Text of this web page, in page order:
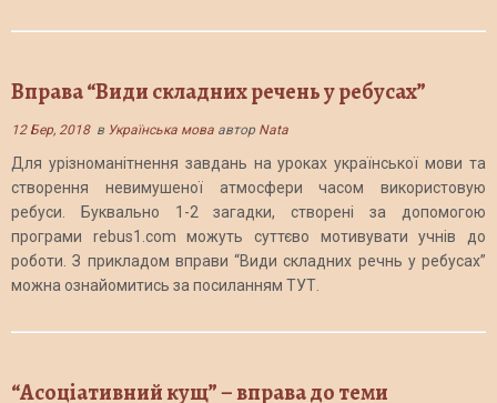
Вправа “Види складних речень у ребусах”
12 Бер, 2018в Українська мова автор Nata
Для урізноманітнення завдань на уроках української мови та
створення невимушеної атмосфери часом використовую
ребуси. Буквально 1-2 загадки, створені за допомогою
програми rebus1.com можуть суттєво мотивувати учнів до
роботи. З прикладом вправи “Види складних речнь у ребусах”
можна ознайомитись за посиланням ТУТ.
“Асоціативний кущ” – вправа до теми